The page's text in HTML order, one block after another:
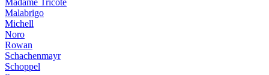
Malabrigo
Michell
Noro
Rowan
Schachenmayr
Schoppel